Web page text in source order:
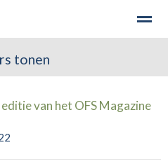
Bedrijven
Nieuws Agenda
tonen
van het OFS Magazine